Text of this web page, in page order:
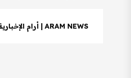
ARAM NEWS | أرام الإخبارية